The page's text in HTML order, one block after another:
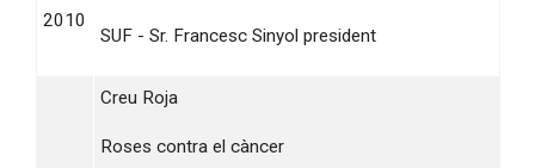
2010
SUF - Sr. Francesc Sinyol president
Creu Roja
Roses contra el càncer